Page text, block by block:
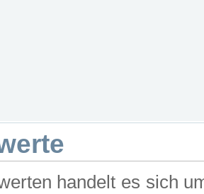
handelt es sich